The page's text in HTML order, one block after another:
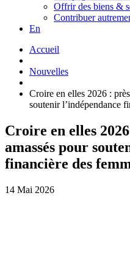
Offrir des biens &
Contribuer
En
Accueil
Nouvelles
Croire en elles 2026 :
soutenir l’indépendance
Croire en elles
amassés pour
financière des
14 Mai 2026